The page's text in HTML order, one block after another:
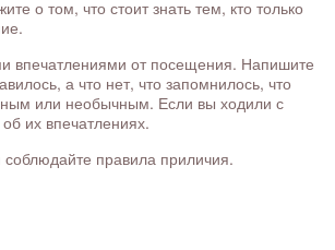
о том, что стоит знать тем, кто только
впечатлениями от посещения. Напишите
а что нет, что запомнилось, что
или необычным. Если вы ходили с
их впечатлениях.
соблюдайте правила приличия.